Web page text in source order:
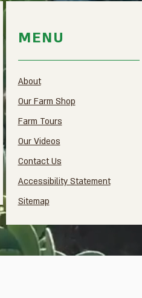
MENU
About
Our Farm Shop
Farm Tours
Our Videos
Contact Us
Accessibility Statement
Sitemap​